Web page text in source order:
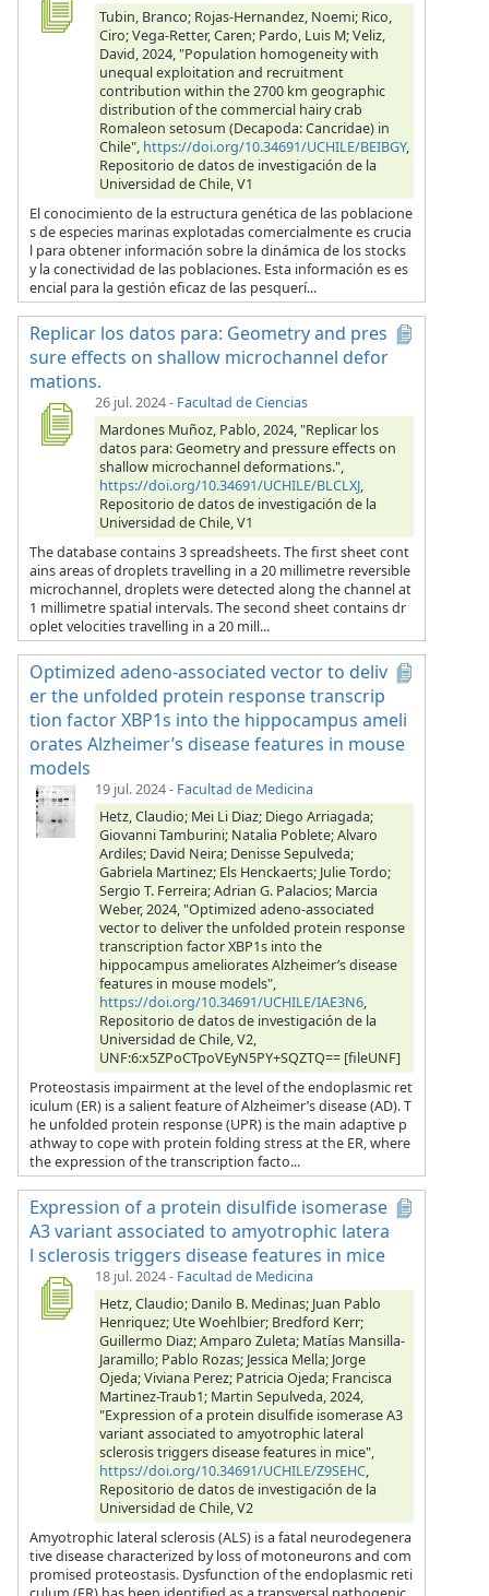
Tubin, Branco; Rojas-Hernandez, Noemi; Rico,
Ciro; Vega-Retter, Caren; Pardo, Luis M; Veliz,
David, 2024, "Population homogeneity with
unequal exploitation and recruitment
contribution within the 2700 km geographic
distribution of the commercial hairy crab
Romaleon setosum (Decapoda: Cancridae) in
Chile", https://doi.org/10.34691/UCHILE/BEIBGY,
Repositorio de datos de investigación de la
Universidad de Chile, V1
El conocimiento de la estructura genética de las poblacione
s de especies marinas explotadas comercialmente es crucia
l para obtener información sobre la dinámica de los stocks
y la conectividad de las poblaciones. Esta información es es
encial para la gestión eficaz de las pesquerí...
Replicar los datos para: Geometry and pres
sure effects on shallow microchannel defor
mations.
26 jul. 2024- Facultad de Ciencias
Mardones Muñoz, Pablo, 2024, "Replicar los
datos para: Geometry and pressure effects on
shallow microchannel deformations.",
https://doi.org/10.34691/UCHILE/BLCLXJ,
Repositorio de datos de investigación de la
Universidad de Chile, V1
The database contains 3 spreadsheets. The first sheet cont
ains areas of droplets travelling in a 20 millimetre reversible
microchannel, droplets were detected along the channel at
1 millimetre spatial intervals. The second sheet contains dr
oplet velocities travelling in a 20 mill...
Optimized adeno-associated vector to deliv
er the unfolded protein response transcrip
tion factor XBP1s into the hippocampus ameli
orates Alzheimer’s disease features in mouse
models
19 jul. 2024- Facultad de Medicina
Hetz, Claudio; Mei Li Diaz; Diego Arriagada;
Giovanni Tamburini; Natalia Poblete; Alvaro
Ardiles; David Neira; Denisse Sepulveda;
Gabriela Martinez; Els Henckaerts; Julie Tordo;
Sergio T. Ferreira; Adrian G. Palacios; Marcia
Weber, 2024, "Optimized adeno-associated
vector to deliver the unfolded protein response
transcription factor XBP1s into the
hippocampus ameliorates Alzheimer’s disease
features in mouse models",
https://doi.org/10.34691/UCHILE/IAE3N6,
Repositorio de datos de investigación de la
Universidad de Chile, V2,
UNF:6:x5ZPoCTpoVEyN5PY+SQZTQ== [fileUNF]
Proteostasis impairment at the level of the endoplasmic ret
iculum (ER) is a salient feature of Alzheimer’s disease (AD). T
he unfolded protein response (UPR) is the main adaptive p
athway to cope with protein folding stress at the ER, where
the expression of the transcription facto...
Expression of a protein disulfide isomerase
A3 variant associated to amyotrophic latera
l sclerosis triggers disease features in mice
18 jul. 2024- Facultad de Medicina
Hetz, Claudio; Danilo B. Medinas; Juan Pablo
Henriquez; Ute Woehlbier; Bredford Kerr;
Guillermo Diaz; Amparo Zuleta; Matías Mansilla-
Jaramillo; Pablo Rozas; Jessica Mella; Jorge
Ojeda; Viviana Perez; Patricia Ojeda; Francisca
Martinez-Traub1; Martin Sepulveda, 2024,
"Expression of a protein disulfide isomerase A3
variant associated to amyotrophic lateral
sclerosis triggers disease features in mice",
https://doi.org/10.34691/UCHILE/Z9SEHC,
Repositorio de datos de investigación de la
Universidad de Chile, V2
Amyotrophic lateral sclerosis (ALS) is a fatal neurodegenera
tive disease characterized by loss of motoneurons and com
promised proteostasis. Dysfunction of the endoplasmic reti